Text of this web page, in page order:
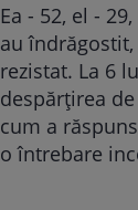
Ea - 52, el -
au
rezistat. La 6
despărțirea
cum a
o întrebare